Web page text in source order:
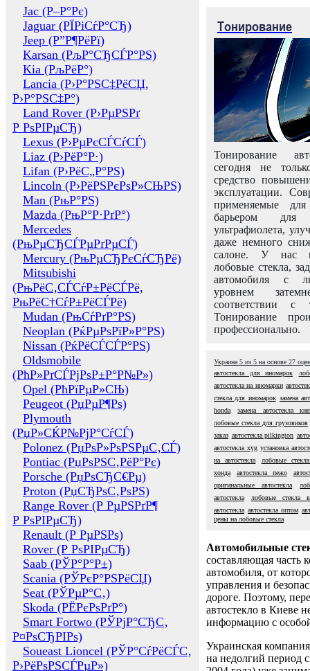
Jac (Р–Р°Рє)
Jaguar (РЇРіСѓР°СЂ)
Jeep (Р”Р¶РёРї)
Karsan (РљР°СЂСЃР°РЅ)
Kia (РљРёР°)
Lancia (Р›Р°РЅС‡РёСЏ,
Р›Р°РЅС‡Р°)
Land Rover (Р›РµРЅРґ
Р РѕРІРµСЂ)
Lexus (Р›РµРєСЃСѓСЃ)
Liaz (Р›РёР°Р·)
Lifan (Р›РёС„Р°РЅ)
Lincoln (Р›РёРЅРєРѕР»СЊРЅ)
Man (РњР°РЅ)
Mazda (РњР°Р·РґР°)
Mercedes
(РњРµСЂСЃРµРґРµСЃ)
Mercury (РњРµСЂРєСѓСЂРё)
Mitsubishi
(РњРёС‚СЃСѓР±РёСЃРё,
РњРёС†СѓР±РёСЃРё)
Mudan (РњСѓРґР°РЅ)
Neoplan (РќРµРѕРїР»Р°РЅ)
Nissan (РќРёСЃСЃР°РЅ)
Oldsmobile
(РћР»РґСЃРјРѕР±Р°Р№Р»)
Opel (РћРїРµР»СЊ)
Peugeot (РџРµР¶Рѕ)
Plymouth
(РџР»СЌР№РјР°СѓСЃ)
Polonez (РџРѕР»РѕРЅРµС‚СЃ)
Pontiac (РџРѕРЅС‚РёР°Рє)
Porsche (РџРѕСЂС€Рµ)
Proton (РџСЂРѕС‚РѕРЅ)
Range Rover (Р РµРЅРґР¶
Р РѕРІРµСЂ)
Renault (Р РµРЅРѕ)
Rover (Р РѕРІРµСЂ)
Saab (РЎР°Р°Р±)
Scania (РЎРєР°РЅРёСЏ)
Seat (РЎРµР°С‚)
Skoda (РЁРєРѕРґР°)
Smart Fortwo (РЎРјР°СЂС‚
Р¤РѕСЂРІРѕ)
Soueast Lioncel (РЎР°СѓРёСЃС‚
Р›РёРѕРЅСЃРµР»)
Тонирование
Тонирование
сегодня не
средство
эксплуатации.
применяемые
барьером для
ультрафиолета,
даже немного
салоне. У нас
лобовые стекла,
автомобиля с
уровнем
соответствии с
Тонирование
профессионально.
Украина 5 из 5 на основе 27
автостекла для иномарок
автостекла на иномарки
стекла для иномарок замена
honda
замена автостекла
лобовые стекла для грузовиков
заказ автостекла pilkington
автостекла xyg установка
на автостекла
лобовые
хонда
автостекла пежо
оригинальные автостекла
автостекла
лобовые стекла
автостекла автостекла оптом
цены на лобовые стекла
Автомобильные
составляющая часть
автомобиля, от
управления и
дороге. Поэтому,
автостекло в Киеве
информацию с
Украинская
на недолгий период